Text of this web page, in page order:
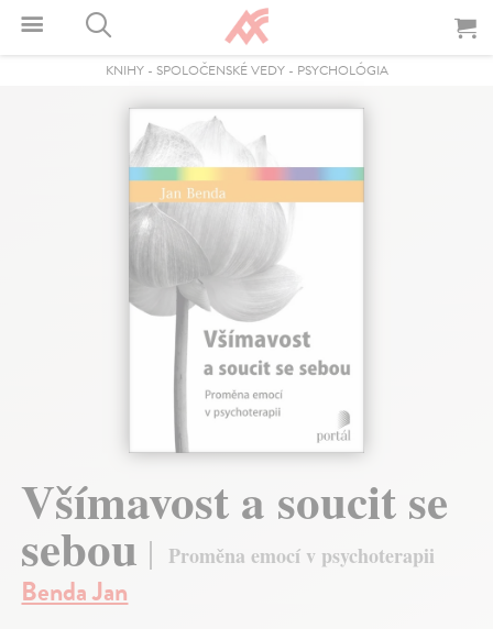
KNIHY- SPOLOČENSKÉ VEDY- PSYCHOLÓGIA
Všímavost a soucit se
sebou Proměna emocí v psychoterapii
Benda Jan